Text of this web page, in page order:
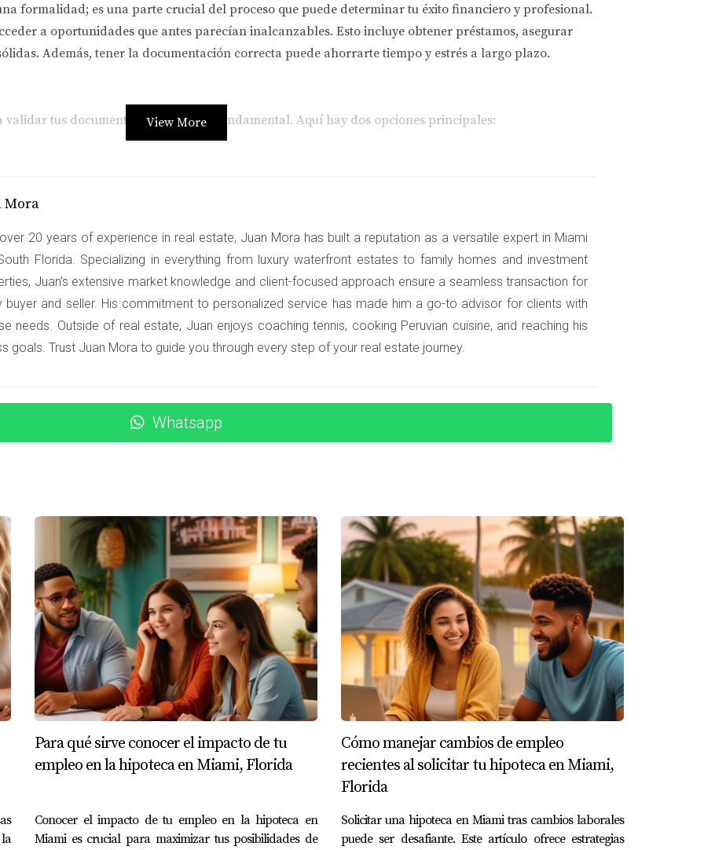
formalidad; es una parte crucial del proceso que puede determinar tu éxito financiero y profesional.
a oportunidades que antes parecían inalcanzables. Esto incluye obtener préstamos, asegurar
Además, tener la documentación correcta puede ahorrarte tiempo y estrés a largo plazo.
tus documentos laborales es fundamental. Aquí hay dos opciones principales:
de que cumplan con los requisitos necesarios para obtener un préstamo. Además, tienen acceso a
las mejores tasas disponibles.
ofrecerte una perspectiva más amplia sobre cómo tus documentos laborales se integran en tu situación
cómo mejorar tu perfil financiero, lo cual es crucial si estás buscando un préstamo o una
ser invaluable al momento de presentar tus documentos.
comprar su primera casa en Miami. Sin embargo, al intentar obtener una hipoteca, se dio cuenta de que
después de varios años fuera del mercado laboral. Al principio, se sintió abrumada por la cantidad de
laboral previa. Sin embargo, al trabajar con un asesor financiero que entendía su situación única,
efectivamente a potenciales empleadores. Gracias a esa ayuda, Ana consiguió el trabajo soñado y ahora
durante años, pero siempre se encontraba con obstáculos relacionados con la validación de sus
de un agente hipotecario que también tenía experiencia en asesoramiento empresarial. Juntos revisaron
su caso ante los inversores. Con el apoyo adecuado, Luis logró asegurar financiamiento y
no tiene por qué ser una tarea abrumadora si cuentas con el apoyo adecuado. Elegir entre un
de tus necesidades específicas y objetivos personales. Las historias inspiradoras como las de
View More
Mora
20 years of experience in real estate, Juan Mora has built a reputation as a versatile expert in Miami
Florida. Specializing in everything from luxury waterfront estates to family homes and investment
Juan’s extensive market knowledge and client-focused approach ensure a seamless transaction for
buyer and seller. His commitment to personalized service has made him a go-to advisor for clients with
needs. Outside of real estate, Juan enjoys coaching tennis, cooking Peruvian cuisine, and reaching his
goals. Trust Juan Mora to guide you through every step of your real estate journey.
Whatsapp
Para qué sirve conocer el impacto de tu
empleo en la hipoteca en Miami, Florida
Conocer el impacto de tu empleo en la hipoteca en
Miami es crucial para maximizar tus posibilidades de
Cómo manejar cambios de empleo
recientes al solicitar tu hipoteca en Miami,
Florida
Solicitar una hipoteca en Miami tras cambios laborales
puede ser desafiante. Este artículo ofrece estrategias